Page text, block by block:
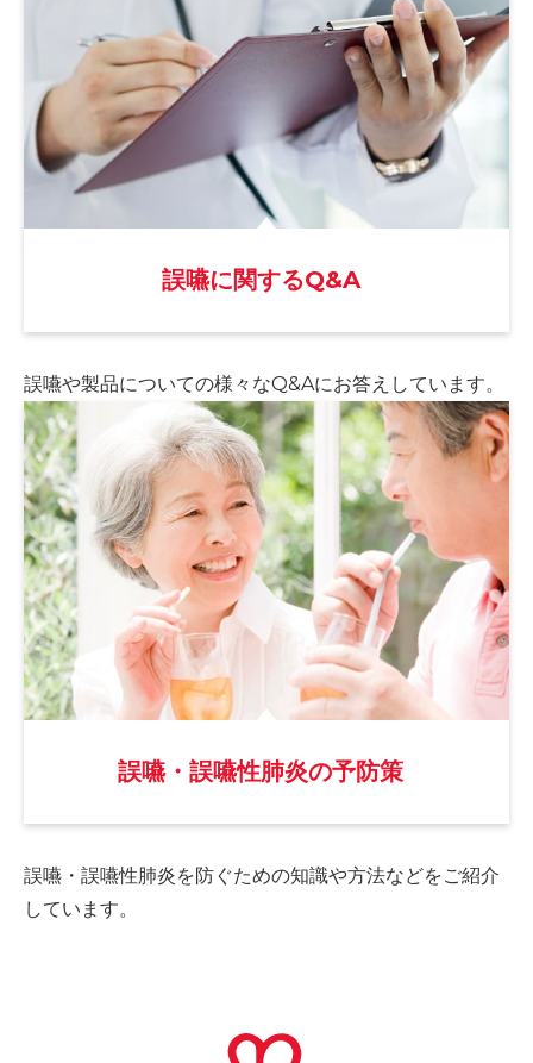
誤嚥に関するQ&A
誤嚥や製品についての様々なQ&Aにお答えしています。
誤嚥・誤嚥性肺炎の予防策
誤嚥・誤嚥性肺炎を防ぐための知識や方法などをご紹介
しています。